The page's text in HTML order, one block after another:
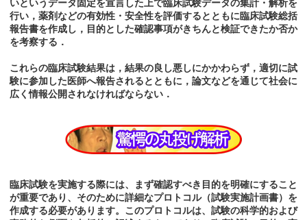
いというデータ固定を宣言した上で臨床試験データの集計・解析を
行い，薬剤などの有効性・安全性を評価するとともに臨床試験総括
報告書を作成し，目的とした確認事項がきちんと検証できたか否か
を考察する．
これらの臨床試験結果は，結果の良し悪しにかかわらず，適切に試
験に参加した医師へ報告されるとともに，論文などを通じて社会に
広く情報公開されなければならない．
臨床試験を実施する際には、まず確認すべき目的を明確にすること
が重要であり、そのために詳細なプロトコル（試験実施計画書）を
作成する必要があります。このプロトコルは、試験の科学的および